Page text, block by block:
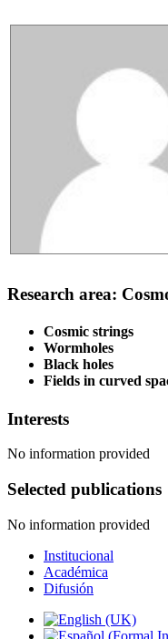
Research area:
Cosmic strings
Wormholes
Black holes
Fields in curved
Interests
No information provided
Selected publications
No information provided
Institucional
Académica
Difusión